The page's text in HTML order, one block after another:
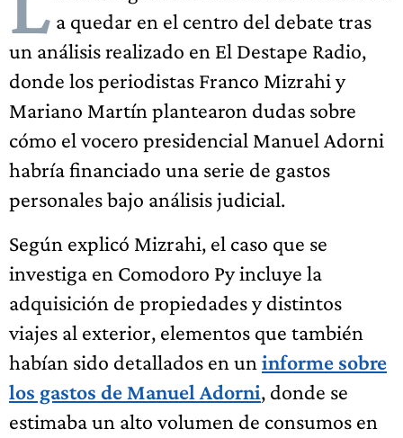
a quedar en el centro del debate tras
un análisis realizado en El Destape Radio,
donde los periodistas Franco Mizrahi y
Mariano Martín plantearon dudas sobre
cómo el vocero presidencial Manuel Adorni
habría financiado una serie de gastos
personales bajo análisis judicial.
Según explicó Mizrahi, el caso que se
investiga en Comodoro Py incluye la
adquisición de propiedades y distintos
viajes al exterior, elementos que también
habían sido detallados en un informe sobre
los gastos de Manuel Adorni, donde se
estimaba un alto volumen de consumos en